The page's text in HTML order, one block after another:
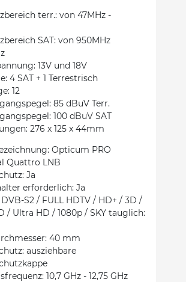
terr.: von 47MHz -
SAT: von 950MHz
13V und 18V
4 SAT + 1 Terrestrisch
12
85 dBuV Terr.
100 dBuV SAT
276 x 125 x 44mm
Opticum PRO
Quattro LNB
Ja
erforderlich: Ja
S2 / FULL HDTV / HD+ / 3D /
/ Ultra HD / 1080p / SKY tauglich:
40 mm
ausziehbare
10,7 GHz - 12,75 GHz